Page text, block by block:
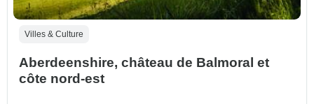
Villes & Culture
Aberdeenshire, château de Balmoral et
côte nord-est